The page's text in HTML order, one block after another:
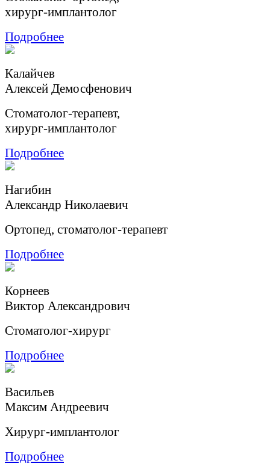
хирург-имплантолог
Подробнее
Калайчев
Aлексей Демосфенович
Cтоматолог-терапевт,
хирург-имплантолог
Подробнее
Нагибин
Александр Николаевич
Ортопед, стоматолог-терапевт
Подробнее
Корнеев
Виктор Александрович
Cтоматолог-хирург
Подробнее
Васильев
Максим Андреевич
Хирург-имплантолог
Подробнее